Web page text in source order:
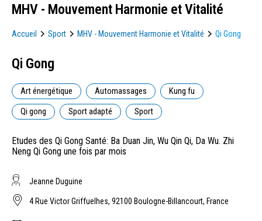
MHV - Mouvement Harmonie et Vitalité
Accueil Sport MHV - Mouvement Harmonie et Vitalité Qi Gong
Qi Gong
Art énergétique Automassages
Kung fu
Qi gong
Sport adapté Sport
Etudes des Qi Gong Santé: Ba Duan Jin, Wu Qin Qi, Da Wu. Zhi
Neng Qi Gong une fois par mois
Jeanne Duguine
4 Rue Victor Griffuelhes, 92100 Boulogne-Billancourt, France